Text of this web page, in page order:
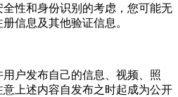
性和身份识别的考虑，您可能无
信息及其他验证信息。
户发布自己的信息、视频、照
上述内容自发布之时起成为公开